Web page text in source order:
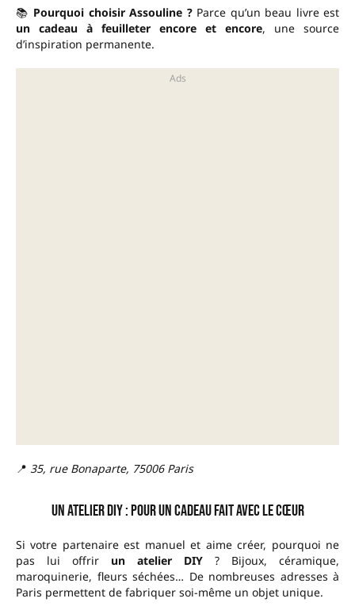
📚 Pourquoi choisir Assouline ?Parce qu’un beau livre est
un cadeau à feuilleter encore et encore, une source
d’inspiration permanente.
📍 35, rue Bonaparte, 75006 Paris
Un atelier DIY : pour un cadeau fait avec le cœur
Si votre partenaire est manuel et aime créer, pourquoi ne
pas lui offrir un atelier DIY ? Bijoux, céramique,
maroquinerie, fleurs séchées… De nombreuses adresses à
Paris permettent de fabriquer soi-même un objet unique.